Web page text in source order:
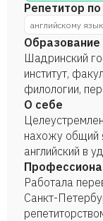
Репетитор по
английскому
Образование
Шадринский
институт,
филологии,
переводчик
О себе
нахожу общий
английский в
убедилась, что
Возрастных
главное -
в чем я с
Работала
Санкт-